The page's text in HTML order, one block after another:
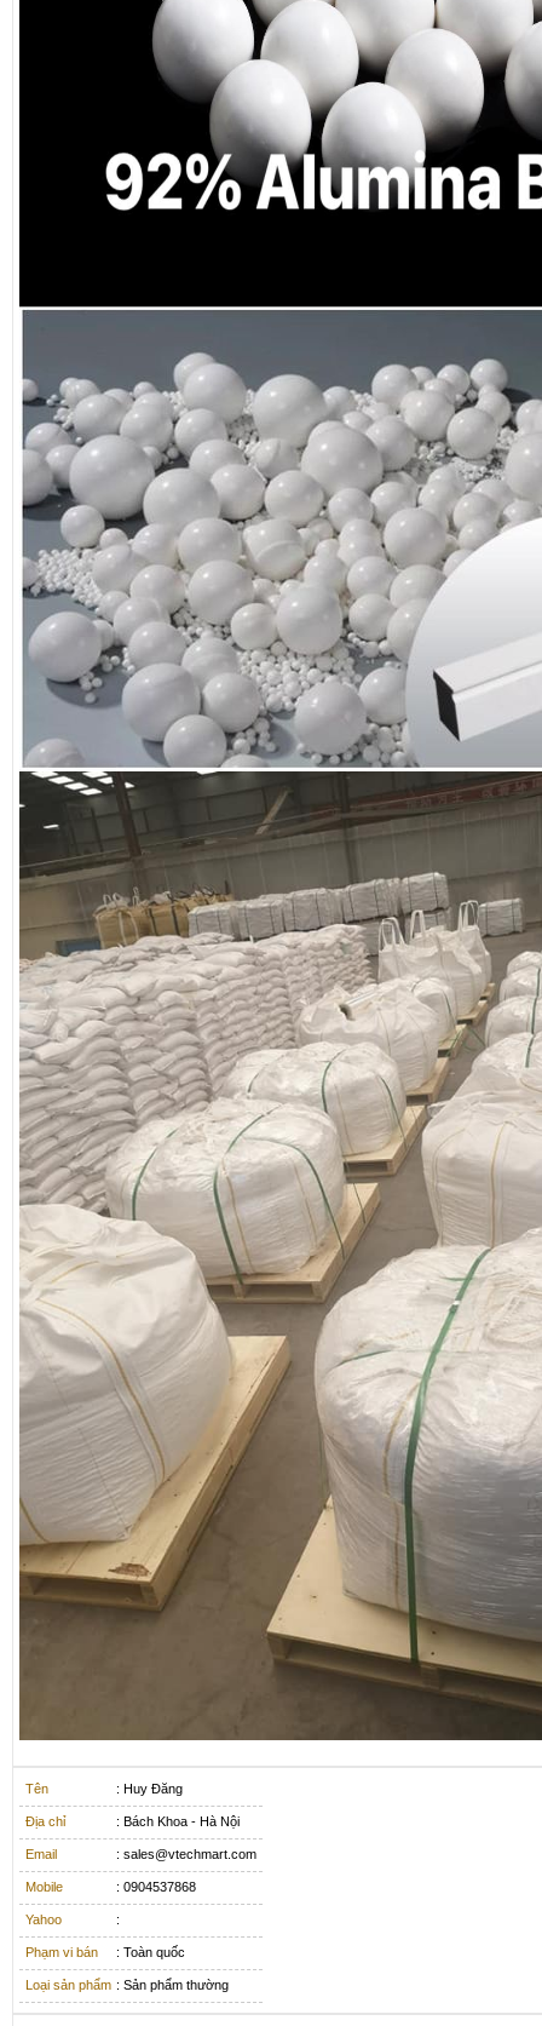
Tên : Huy Đăng
Địa chỉ : Bách Khoa - Hà Nội
Email : sales@vtechmart.com
Mobile : 0904537868
Yahoo :
Phạm vi bán : Toàn quốc
Loại sản phẩm : Sản phẩm thường